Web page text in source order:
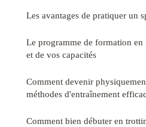
Les avantages de pratiquer un
Le programme de formation
et de vos capacités
Comment devenir
méthodes d'entraînement
Comment bien débuter en